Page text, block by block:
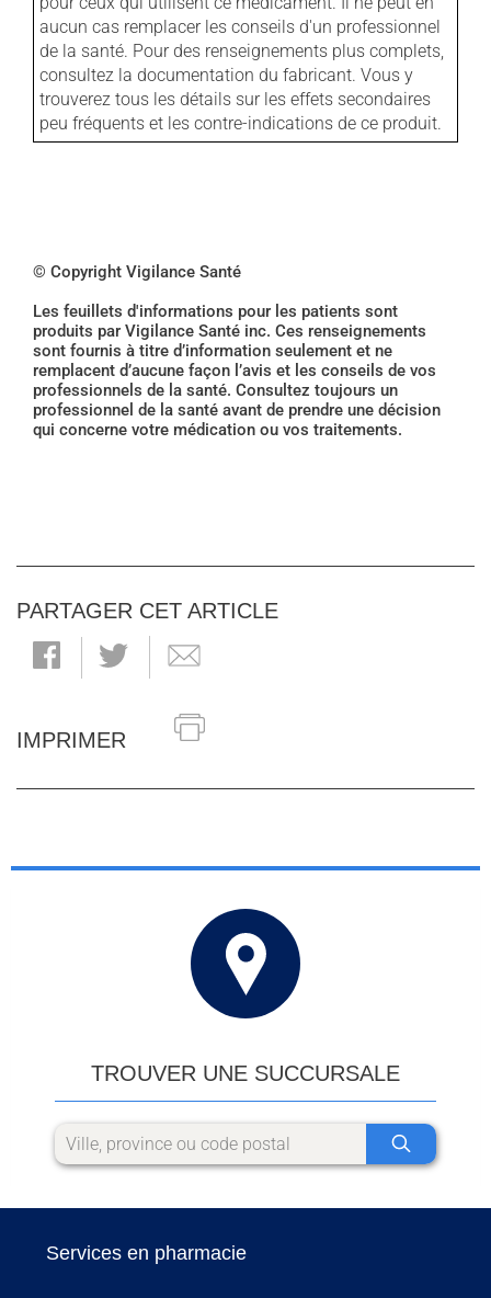
aucun cas remplacer les conseils d'un professionnel
de la santé. Pour des renseignements plus complets,
consultez la documentation du fabricant. Vous y
trouverez tous les détails sur les effets secondaires
peu fréquents et les contre-indications de ce produit.
© Copyright Vigilance Santé
Les feuillets d'informations pour les patients sont
produits par Vigilance Santé inc. Ces renseignements
sont fournis à titre d’information seulement et ne
remplacent d’aucune façon l’avis et les conseils de vos
professionnels de la santé. Consultez toujours un
professionnel de la santé avant de prendre une décision
qui concerne votre médication ou vos traitements.
PARTAGER CET ARTICLE
IMPRIMER
TROUVER UNE SUCCURSALE
Services en pharmacie